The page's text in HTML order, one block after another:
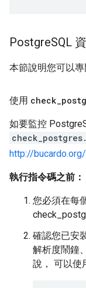
PostgreSQL
本節說明您可以
使用 check_
如要監控
http://
執行指令碼之前：
您必須在每
確認您已安
解析度鬧鐘
說， 可以使